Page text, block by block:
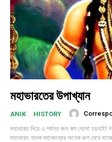
মহাভারতের উপাখ্যান
ANIK HISTORY
মহাভারত নিয়ে এ পর্যন্ত জল কম ঘোলা হয়নাই!